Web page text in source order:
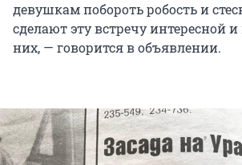
девушкам побороть робость и
сделают эту встречу интересной
них, — говорится в объявлении.